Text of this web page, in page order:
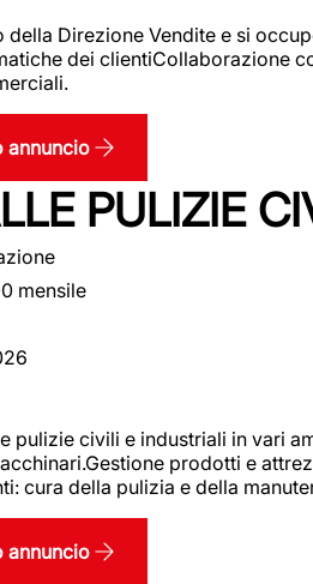
della Direzione Vendite e si
dei clientiCollaborazione
annuncio
PULIZIE
mensile
pulizie civili e industriali in vari
prodotti e
cura della pulizia e della
annuncio